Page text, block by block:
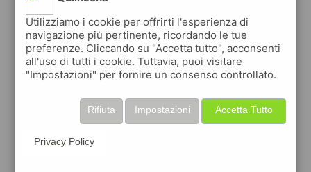
quiinzona è una app
gratuita
che ti aiuta se cerchi 'un'app per
erboristerie preseglie ? ' e che ti premia
ogni volta che la usi
raccogli punti da convertire inbuoni sconto
o gift card
per fare la spesa, fare
Utilizziamo i cookie per offrirti l'esperienza di
navigazione più pertinente, ricordando le tue
preferenze. Cliccando su "Accetta tutto", acconsenti
all'uso di tutti i cookie. Tuttavia, puoi visitare
"Impostazioni" per fornire un consenso controllato.
Accetta Tutto
Impostazioni
Rifiuta
Privacy Policy